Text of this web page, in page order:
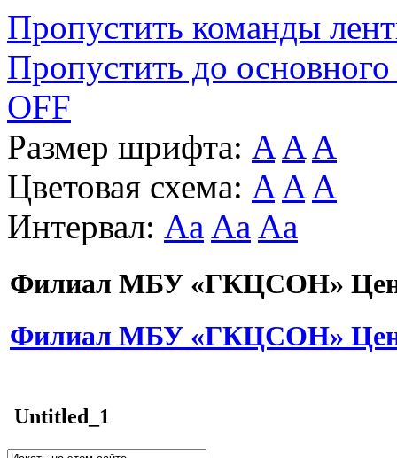
Пропустить команды
Пропустить до основного
OFF
Размер шрифта: A A A
Цветовая схема: A A A
Интервал: Aa Aa Aa
Филиал МБУ «ГКЦСОН»
Филиал МБУ «ГКЦСОН»
Untitled_1